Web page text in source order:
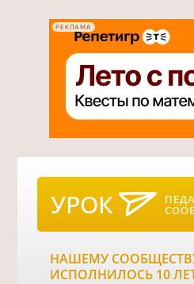
РЕКЛАМА
УРОК
НАШЕМУ
ИСПОЛНИЛОСЬ 10